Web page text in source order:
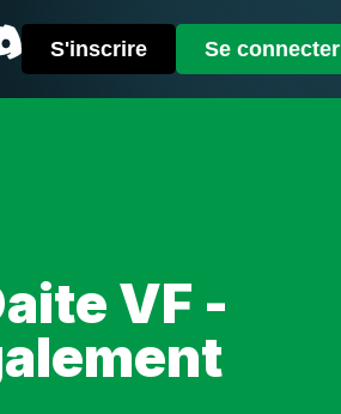
S'inscrire Se connecter
VF -